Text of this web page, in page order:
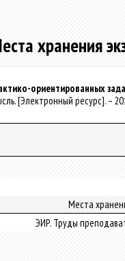
хранения
ориентированных
[Электронный ресурс]. –
Места
ЭИР. Труды